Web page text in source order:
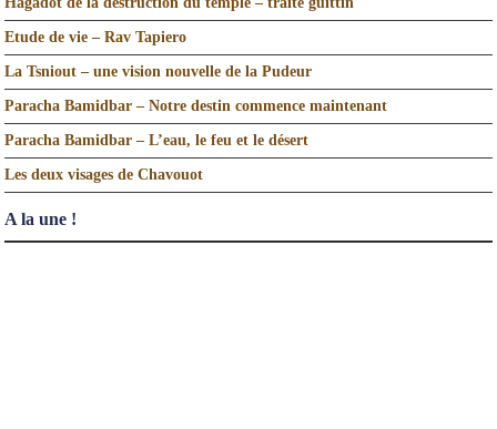
Etude de vie – Rav Tapiero
La Tsniout – une vision nouvelle de la Pudeur
Paracha Bamidbar – Notre destin commence maintenant
Paracha Bamidbar – L’eau, le feu et le désert
Les deux visages de Chavouot
A la une !